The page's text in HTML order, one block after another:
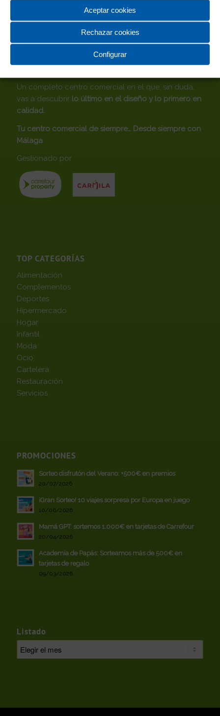
Aceptar cookies
Rechazar cookies
Configurar
Un completo centro comercial en el que, sin duda,
vas a descubrir lo último en el diseño y lo primero en
calidad.
Tu centro comercial de siempre… Desde siempre con
Málaga
Gestionado por
TOP CATEGORÍAS
Alimentación
Complementos
Deportes
Hipermercado
Hogar
Infantil
Moda
Ocio
Cartelera
Restauración
Servicios
PROMOCIONES
Sorteo disfrutón del Verano: +500€ en premios
20/07/2026
¡Gran Sorteo! 10 viajes sorpresa por Europa en juego
10/06/2026
Mamá GPT: sortemos 1.000€ en tarjetas de Carrefour
20/04/2026
Academia de Papás: Sorteamos más de 500€ en
tarjetas de regalo
09/03/2026
Listado